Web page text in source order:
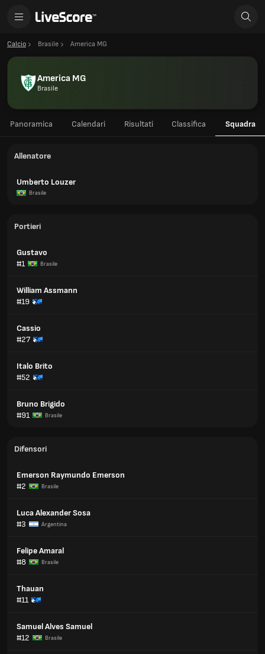
Calcio Brasile America MG
America MG
Brasile
Panoramica Calendari Risultati Classifica Squadra
Allenatore
Umberto Louzer
Brasile
Portieri
Gustavo
#1
Brasile
William Assmann
#19
Cassio
#27
Italo Brito
#52
Bruno Brigido
#91
Brasile
Difensori
Emerson Raymundo Emerson
#2
Brasile
Luca Alexander Sosa
#3
Argentina
Felipe Amaral
#8
Brasile
Thauan
#11
Samuel Alves Samuel
#12
Brasile